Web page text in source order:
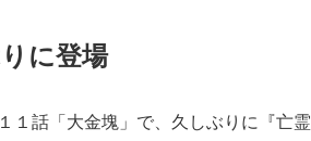
に登場
１話「大金塊」で、久しぶりに『亡霊